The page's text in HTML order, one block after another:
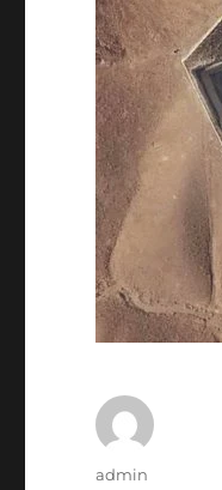
Author
admin